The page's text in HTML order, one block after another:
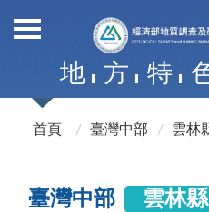
地 方 特
首頁 臺灣中部 雲林
臺灣中部 雲林縣